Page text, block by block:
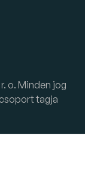
o. Minden jog
csoport tagja